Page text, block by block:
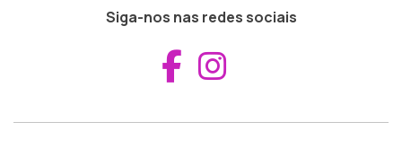
Siga-nos nas redes sociais
Aceder ao